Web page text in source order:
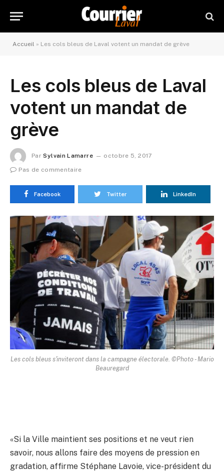
Accueil » Les cols bleus de Laval votent un mandat de grève
Les cols bleus de Laval
votent un mandat de
grève
Par Sylvain Lamarre
octobre 5, 2017
Pas de commentaire
Facebook Twitter LinkedIn
Les cols bleus s'inviteront dans la campagne électorale. ©Photo - Mario
Beauregard
«Si la Ville maintient ses positions et ne veut rien
savoir, nous allons faire des moyens de pression en
gradation, affirme Stéphane Lavoie, vice-président du